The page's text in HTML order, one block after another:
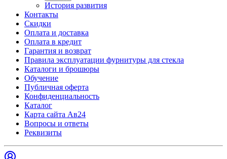
История развития
Контакты
Скидки
Оплата и доставка
Оплата в кредит
Гарантия и возврат
Правила эксплуатации фурнитуры для стекла
Каталоги и брошюры
Обучение
Публичная оферта
Конфиденциальность
Каталог
Карта сайта Ав24
Вопросы и ответы
Реквизиты